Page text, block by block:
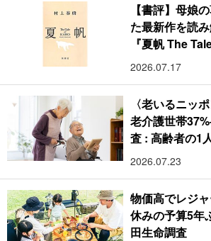
【書評】母娘
た最新作を読
『夏帆 The
2026.07.17
〈老いるニッ
老介護世帯
査 : 高齢者の1
2026.07.23
物価高でレジ
休みの予算5
田生命調査